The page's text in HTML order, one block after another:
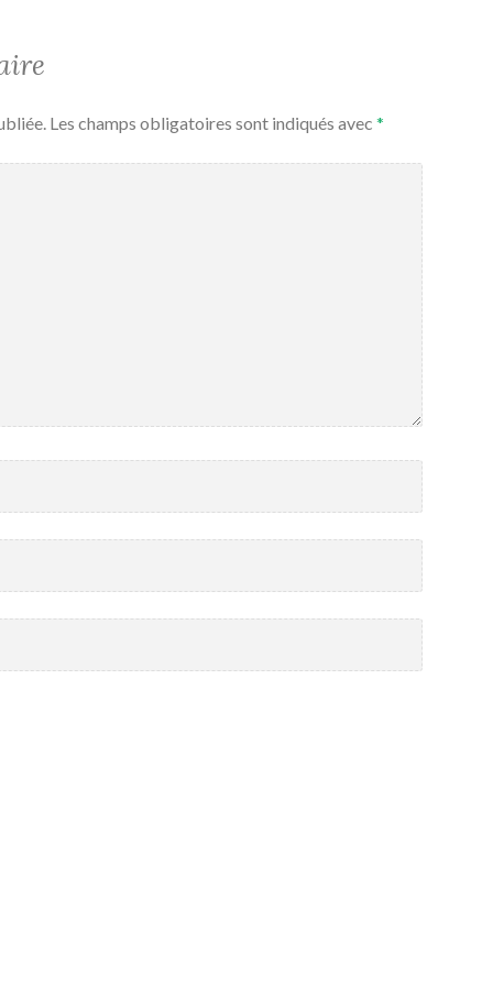
Les champs obligatoires sont indiqués avec*